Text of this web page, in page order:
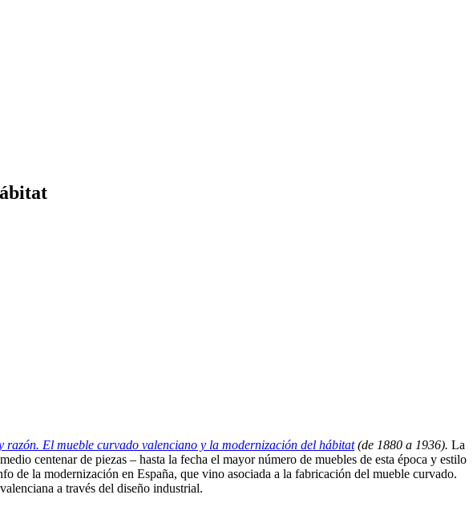
razón. El mueble curvado valenciano y la modernización del hábitat(de 1880 a 1936). La
centenar de piezas – hasta la fecha el mayor número de muebles de esta época y estilo
la modernización en España, que vino asociada a la fabricación del mueble curvado.
a través del diseño industrial.